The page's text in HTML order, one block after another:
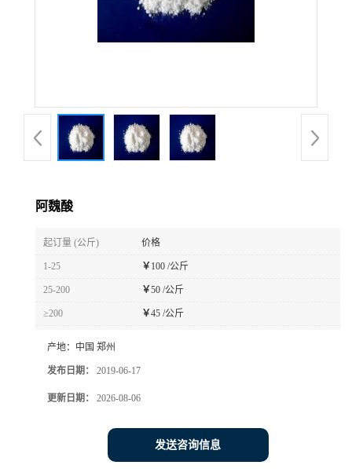
阿魏酸
起订量 (公斤) 价格
1-25 ￥ 100 /公斤
25-200 ￥50 /公斤
≥200 ￥45 /公斤
产地： 中国 郑州
发布日期： 2019-06-17
更新日期： 2026-08-06
发送咨询信息